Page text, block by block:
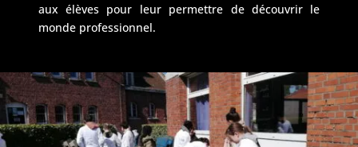
aux élèves pour leur permettre de découvrir le
monde professionnel.